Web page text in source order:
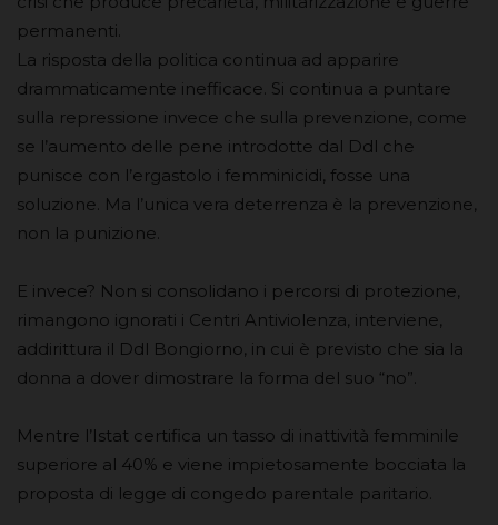
permanenti.
La risposta della politica continua ad apparire
drammaticamente inefficace. Si continua a puntare
sulla repressione invece che sulla prevenzione, come
se l’aumento delle pene introdotte dal Ddl che
punisce con l’ergastolo i femminicidi, fosse una
soluzione. Ma l’unica vera deterrenza è la prevenzione,
non la punizione.
E invece? Non si consolidano i percorsi di protezione,
rimangono ignorati i Centri Antiviolenza, interviene,
addirittura il Ddl Bongiorno, in cui è previsto che sia la
donna a dover dimostrare la forma del suo “no”.
Mentre l’Istat certifica un tasso di inattività femminile
superiore al 40% e viene impietosamente bocciata la
proposta di legge di congedo parentale paritario.